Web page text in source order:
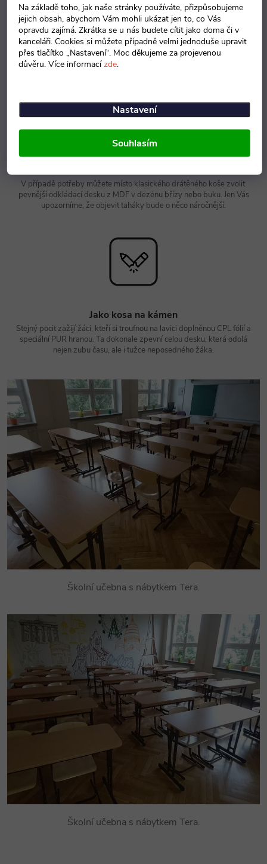
Na základě toho, jak naše stránky používáte, přizpůsobujeme
jejich obsah, abychom Vám mohli ukázat jen to, co Vás
opravdu zajímá. Zkrátka se u nás budete cítit jako doma či v
kanceláři. Cookies si můžete případně velmi jednoduše upravit
přes tlačítko „Nastavení“. Moc děkujeme za projevenou
důvěru. Více informacízde.
Nastavení
Souhlasím
Roste jako z vody
Tuto lavici nemusíte zalévat, aby rostla jako z vody. Stačí pár sekund a
hned je o pár centimetrů vyšší. Žákovi tak poskytne daleko vyšší
pohodlí než židle s pevnou konstrukcí.
V případě potřeby můžete místo klasického drátěného koše zvolit
pevnější odkládací desku z MDF v dezénu břízy nebo buku. Jen Vás
upozorníme, že objevit taháky bude o něco náročnější.
Jako kosa na kámen
Stejný pocit zažijí žáci, kteří si troufnou na lavici doplněnou CPL fólií a
speciální PUR hranou. Ta dokonale zpevní celou desku, která odolá
nejen zubu času, ale i tužce neposedného žáka.
Školní učebna s nábytkem Tera.
Školní učebna s nábytkem Tera.